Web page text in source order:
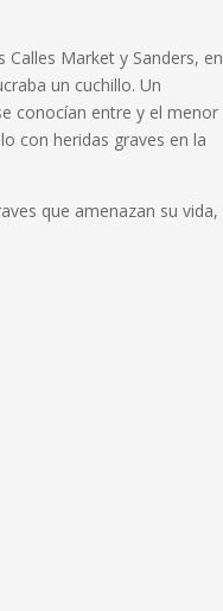
Market y Sanders, en
un cuchillo. Un
conocían entre y el menor
con heridas graves en la
que amenazan su vida,